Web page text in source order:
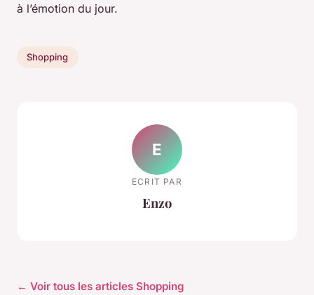
à l’émotion du jour.
Shopping
E
ECRIT PAR
Enzo
← Voir tous les articles Shopping